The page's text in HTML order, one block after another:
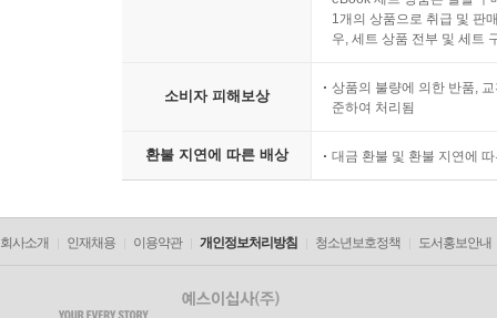
1개의 상품으로 취급 및 판
우, 세트 상품 전부 및 세트
소비자 피해보상
상품의 불량에 의한 반품,
준하여 처리됨
환불 지연에 따른 배상 대금 환불 및 환불 지연에
회사소개 인재채용 이용약관 개인정보처리방침 청소년보호정책 도서홍보안내